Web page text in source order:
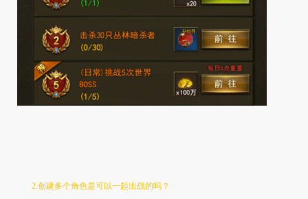
2.创建多个角色是可以一起出战的吗？